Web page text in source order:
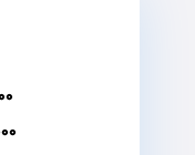
۵۲۹,۰۰۰ تومان ۶ماهه